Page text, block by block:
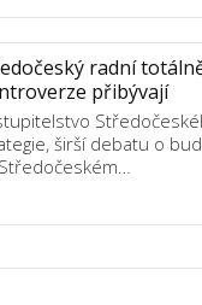
radní
přibývají
širší debatu o